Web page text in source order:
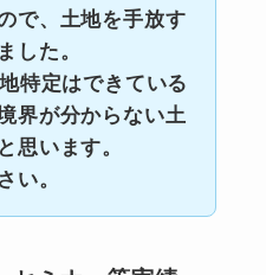
で、土地を手放す
した。
特定はできている
界が分からない土
思います。
い。